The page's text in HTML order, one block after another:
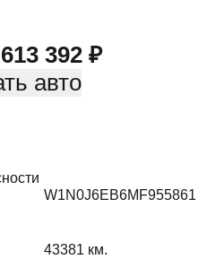
392₽
авто
W1N0J6EB6MF955861
43381 км.